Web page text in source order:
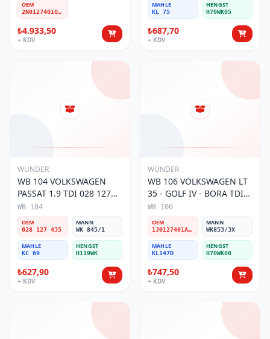
OEM
2N0127401Q-A-D
₺4.933,50
+ KDV
MAHLE
KL 75
HENGST
H70WK05
₺687,70
+ KDV
WUNDER
WB 104 VOLKSWAGEN
PASSAT 1.9 TDI 028 127
435 Yakıt/Mazot Filtresi
WB 104
OEM
028 127 435
MANN
WK 845/1
MAHLE
KC 69
HENGST
H119WK
₺627,90
+ KDV
WUNDER
WB 106 VOLKSWAGEN LT
35 - GOLF IV - BORA TDI
1J0 127 401 Yakıt/Mazot
Filtresi
WB 106
OEM
1J0127401A/2D0127399/1J0127399A
MANN
WK853/3X
MAHLE
KL147D
HENGST
H70WK08
₺747,50
+ KDV